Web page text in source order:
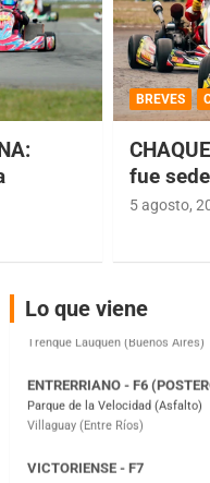
BREVES
fue
5 agosto,
Lo que viene
COBERTURA ESPECIAL DE
08/09-AGO
IAME SERIES ARGENTINA 6
Ramiro Tot (Asfalto)
Baradero (Buenos Aires)
Parque de la Velocidad (Asfalto)
El Cerro (Tierra)
Victoria (Entre Ríos)
Moto Club Reginense (Tierra)